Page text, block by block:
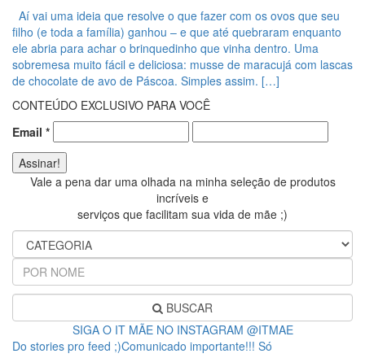
Aí vai uma ideia que resolve o que fazer com os ovos que seu
filho (e toda a família) ganhou – e que até quebraram enquanto
ele abria para achar o brinquedinho que vinha dentro. Uma
sobremesa muito fácil e deliciosa: musse de maracujá com lascas
de chocolate de avo de Páscoa. Simples assim. […]
CONTEÚDO EXCLUSIVO PARA VOCÊ
Email *
Vale a pena dar uma olhada na minha seleção de produtos
incríveis e
serviços que facilitam sua vida de mãe ;)
BUSCAR
SIGA O IT MÃE NO INSTAGRAM @ITMAE
Do stories pro feed ;)Comunicado importante!!! Só